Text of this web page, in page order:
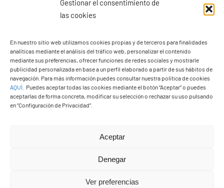
Gestionar el consentimiento de
las cookies
En nuestro sitio web utilizamos cookies propias y de terceros para finalidades
analíticas mediante el análisis del tráfico web, personalizar el contenido
mediante sus preferencias, ofrecer funciones de redes sociales y mostrarle
publicidad personalizada en base a un perfil elaborado a partir de sus hábitos de
navegación. Para más información puedes consultar nuestra política de cookies
AQUÍ
Puedes aceptar todas las cookies mediante el botón “Aceptar” o puedes
aceptarlas de forma concreta, modificar su selección o rechazar su uso pulsando
en “Configuración de Privacidad”.
Aceptar
Denegar
Ver preferencias
Ayuntamiento de Yaiza